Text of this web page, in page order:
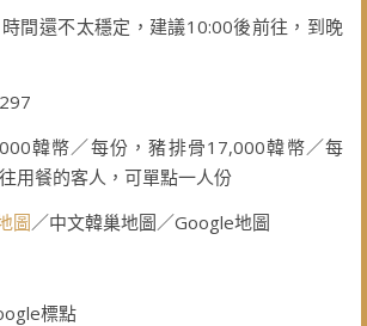
間還不太穩定，建議10:00後前往，到晚
韓幣／每份，豬排骨17,000韓幣／每
用餐的客人，可單點一人份
圖／中文韓巢地圖／Google地圖
標點